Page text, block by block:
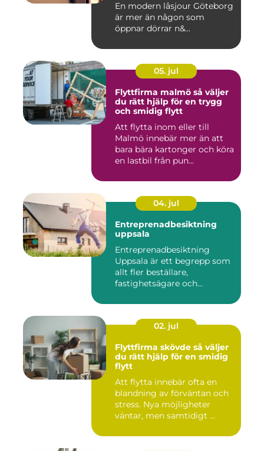
En modern låsjour Göteborg
är mer än någon som
öppnar dörrar n&...
05. jul
Flyttfirma malmö så väljer
du rätt hjälp för en trygg
och smidig flytt
Att flytta inom eller till
Malmö innebär mer än att
bara bära kartonger och köra
en lastbil från pun...
04. jul
Entreprenadbesiktning
uppsala
Entreprenadbesiktning
Uppsala är ett begrepp som
allt fler beställare,
fastighetsägare och
02. jul
Flyttfirma skövde så väljer
du rätt hjälp för en smidig
flytt
Att flytta innebär ofta en
blandning av förväntan och
stress. Nya möjligheter
väntar, men samtidigt ...